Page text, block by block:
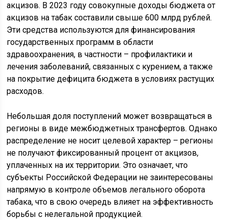
акцизов. В 2023 году совокупные доходы бюджета от
акцизов на табак составили свыше 600 млрд рублей.
Эти средства используются для финансирования
государственных программ в области
здравоохранения, в частности – профилактики и
лечения заболеваний, связанных с курением, а также
на покрытие дефицита бюджета в условиях растущих
расходов.
Небольшая доля поступлений может возвращаться в
регионы в виде межбюджетных трансфертов. Однако
распределение не носит целевой характер – регионы
не получают фиксированный процент от акцизов,
уплаченных на их территории. Это означает, что
субъекты Российской Федерации не заинтересованы
напрямую в контроле объемов легального оборота
табака, что в свою очередь влияет на эффективность
борьбы с нелегальной продукцией.